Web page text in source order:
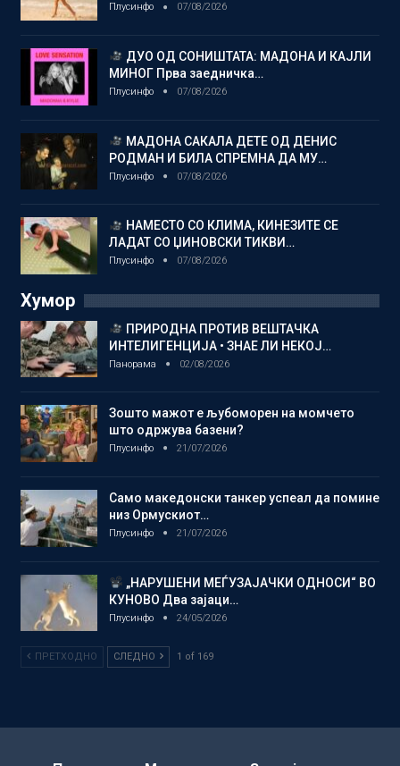
Плусинфо 07/08/2026
ДУО ОД СОНИШТАТА: МАДОНА И КАЈЛИ
МИНОГ Прва заедничка…
Плусинфо 07/08/2026
МАДОНА САКАЛА ДЕТЕ ОД ДЕНИС
РОДМАН И БИЛА СПРЕМНА ДА МУ…
Плусинфо 07/08/2026
НАМЕСТО СО КЛИМА, КИНЕЗИТЕ СЕ
ЛАДАТ СО ЏИНОВСКИ ТИКВИ…
Плусинфо 07/08/2026
Хумор
ПРИРОДНА ПРОТИВ ВЕШТАЧКА
ИНТЕЛИГЕНЦИЈА • ЗНАЕ ЛИ НЕКОЈ…
Панорама 02/08/2026
Зошто мажот е љубоморен на момчето
што одржува базени?
Плусинфо 21/07/2026
Само македонски танкер успеал да помине
низ Ормускиот…
Плусинфо 21/07/2026
„НАРУШЕНИ МЕЃУЗАЈАЧКИ ОДНОСИ“ ВО
КУНОВО Два зајаци…
Плусинфо 24/05/2026
ПРЕТХОДНО СЛЕДНО 1 of 169